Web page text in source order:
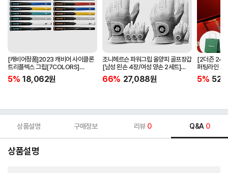
[캐비어정품]2023 캐비어 사이클론
트리플렉스 그립[7COLORS]
[라운드][39g/42g/46g/50g]
[R/S 토크]
5% 18,062원
조니헤르슨 파워그립 올양피 골프장갑
[남성 왼손 4장/여성 양손 2세트]
[화이트][케이스포함]
66% 27,088원
[2더즌 24
퍼팅라인 고
골프
5%
상품설명 구매정보 리뷰 0 Q&A 0
상품설명